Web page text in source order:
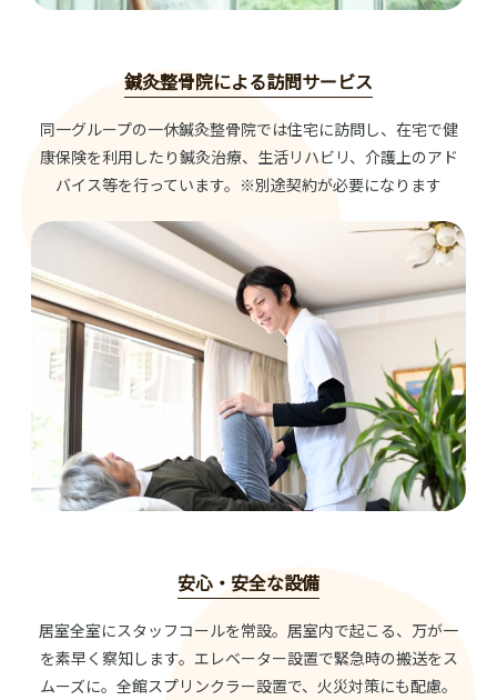
鍼灸整骨院による訪問サービス
同一グループの一休鍼灸整骨院では住宅に訪問し、在宅で健
康保険を利用したり鍼灸治療、生活リハビリ、介護上のアド
バイス等を行っています。※別途契約が必要になります
安心・安全な設備
居室全室にスタッフコールを常設。居室内で起こる、万が一
を素早く察知します。エレベーター設置で緊急時の搬送をス
ムーズに。全館スプリンクラー設置で、火災対策にも配慮。